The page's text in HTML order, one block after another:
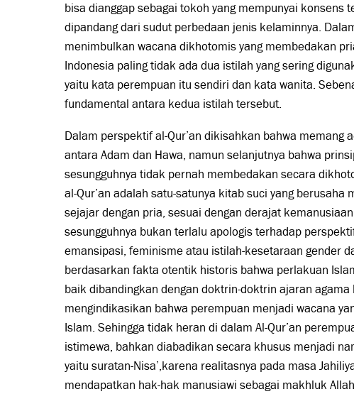
bisa dianggap sebagai tokoh yang mempunyai konsens
dipandang dari sudut perbedaan jenis kelaminnya.
menimbulkan wacana dikhotomis yang membedakan
Indonesia paling tidak ada dua istilah yang sering
yaitu kata perempuan itu sendiri dan kata wanita.
fundamental antara kedua istilah tersebut.
Dalam perspektif al-Qur’an dikisahkan bahwa memang
antara Adam dan Hawa, namun selanjutnya bahwa
sesungguhnya tidak pernah membedakan secara
al-Qur’an adalah satu-satunya kitab suci yang berusaha
sejajar dengan pria, sesuai dengan derajat
sesungguhnya bukan terlalu apologis terhadap
emansipasi, feminisme atau istilah-kesetaraan gender
berdasarkan fakta otentik historis bahwa perlakuan
baik dibandingkan dengan doktrin-doktrin ajaran
mengindikasikan bahwa perempuan menjadi wacana
Islam. Sehingga tidak heran di dalam Al-Qur’an
istimewa, bahkan diabadikan secara khusus menjadi
yaitu suratan-Nisa’,karena realitasnya pada masa
mendapatkan hak-hak manusiawi sebagai makhluk